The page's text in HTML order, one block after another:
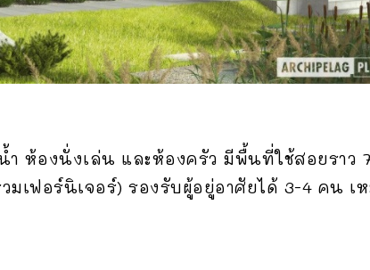
ห้องนั่งเล่น และห้องครัว มีพื้นที่ใช้สอยราว
เฟอร์นิเจอร์) รองรับผู้อยู่อาศัยได้ 3-4 คน เ